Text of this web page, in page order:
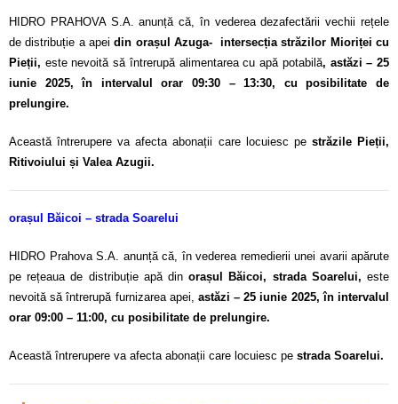
HIDRO PRAHOVA S.A. anunță că, în vederea dezafectării vechii rețele
de distribuție a apei din orașul Azuga- intersecția străzilor Mioriței cu
Pieții, este nevoită să întrerupă alimentarea cu apă potabilă, astăzi – 25
iunie 2025, în intervalul orar 09:30 – 13:30, cu posibilitate de
prelungire.
Această întrerupere va afecta abonații care locuiesc pe străzile Pieții,
Ritivoiului și Valea Azugii.
orașul Băicoi – strada Soarelui
HIDRO Prahova S.A. anunță că, în vederea remedierii unei avarii apărute
pe rețeaua de distribuție apă dinorașul Băicoi, strada Soarelui,este
nevoită să întrerupă furnizarea apei, astăzi – 25 iunie 2025, în intervalul
orar 09:00 – 11:00, cu posibilitate de prelungire.
Această întrerupere va afecta abonații care locuiesc pe strada Soarelui.